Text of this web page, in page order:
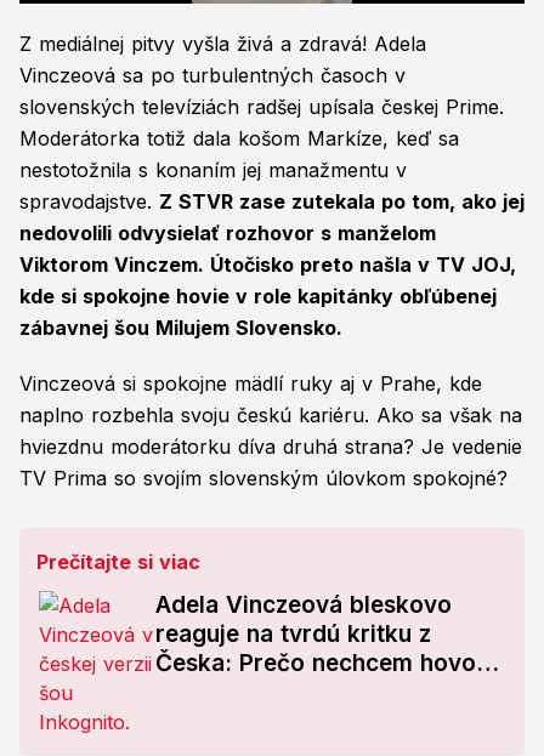
seconds
of
22
seconds
Z mediálnej pitvy vyšla živá a zdravá! Adela
Vinczeová sa po turbulentných časoch v
slovenských televíziách radšej upísala českej Prime.
Moderátorka totiž dala košom Markíze, keď sa
nestotožnila s konaním jej manažmentu v
spravodajstve. Z STVR zase zutekala po tom, ako jej
nedovolili odvysielať rozhovor s manželom
Viktorom Vinczem. Útočisko preto našla v TV JOJ,
kde si spokojne hovie v role kapitánky obľúbenej
zábavnej šou Milujem Slovensko.
Vinczeová si spokojne mädlí ruky aj v Prahe, kde
naplno rozbehla svoju českú kariéru. Ako sa však na
hviezdnu moderátorku díva druhá strana? Je vedenie
TV Prima so svojím slovenským úlovkom spokojné?
Prečítajte si viac
Adela Vinczeová bleskovo
reaguje na tvrdú kritku z
Česka: Prečo nechcem hovoriť